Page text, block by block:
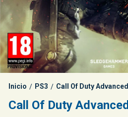
Inicio / PS3 / Call Of Duty
Call Of Duty